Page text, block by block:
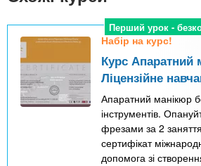
Перший урок -
Набір на курс!
Курс Апаратний
Ліцензійне
Апаратний манікюр
інструментів.
фрезами за 2
сертифікат
допомога зі